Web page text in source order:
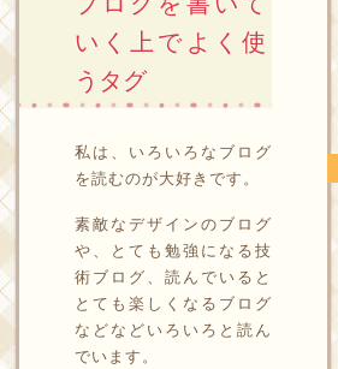
いく上でよく使
うタグ
私は、いろいろなブログ
を読むのが大好きです。
素敵なデザインのブログ
や、とても勉強になる技
術ブログ、読んでいると
とても楽しくなるブログ
などなどいろいろと読ん
でいます。